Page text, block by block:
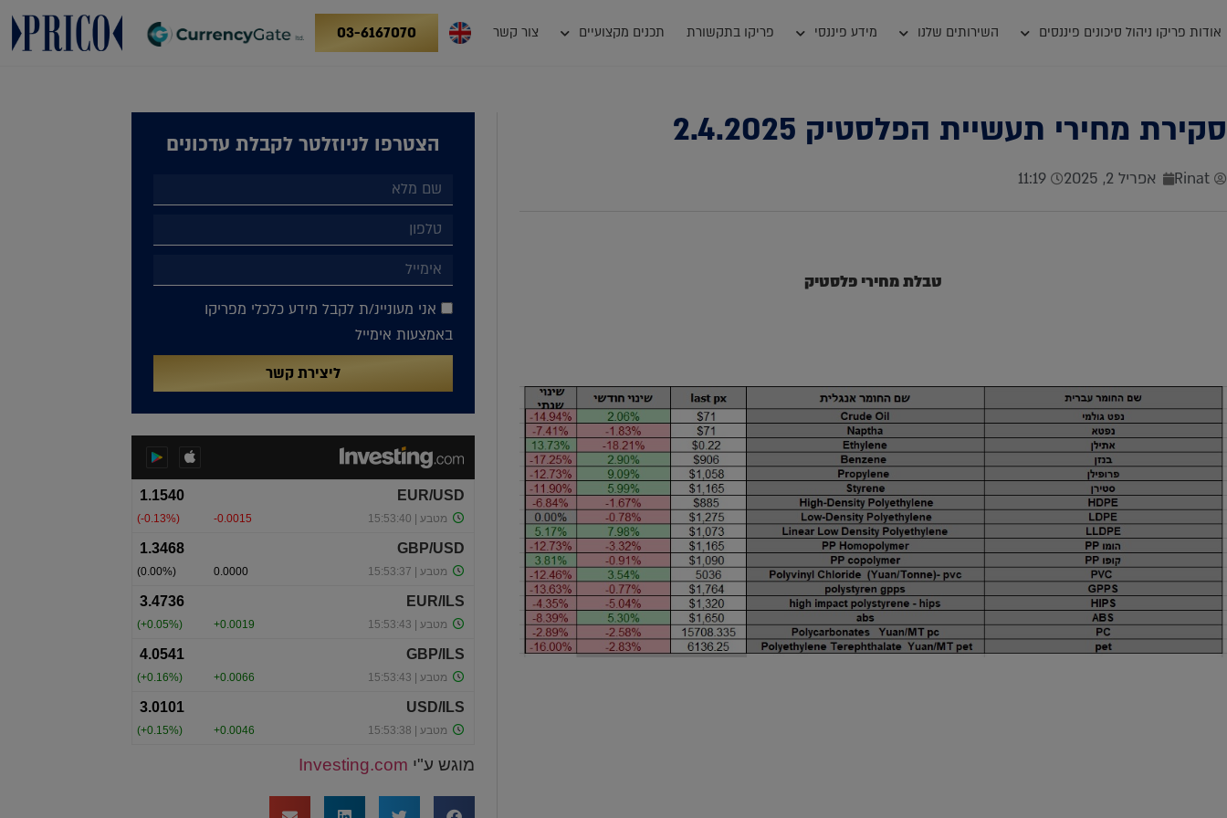
אודות פריקו ניהול סיכונים פיננסים השירותים שלנו מידע פיננסי פריקו בתקשורת תכנים מקצועיים צור קשר 03-6167070
סקירת מחירי תעשיית הפלסטיק 2.4.2025
Rinat אפריל 2, 2025 11:19
טבלת מחירי פלסטיק
הצטרפו לניוזלטר לקבלת עדכונים
אני מעוניינ/ת לקבל מידע כלכלי מפריקו
באמצעות אימייל
ליצירת קשר
מוגש ע"י Investing.com